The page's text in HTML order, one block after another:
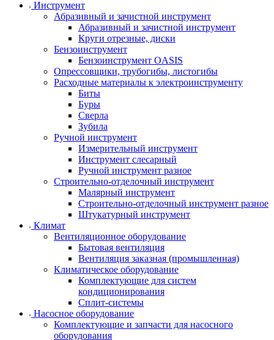
Инструмент
Абразивный и зачистной инструмент
Абразивный и зачистной инструмент
Круги отрезные, диски
Бензоинструмент
Бензоинструмент OASIS
Опрессовщики, трубогибы, листогибы
Расходные материалы к электроинструменту
Биты
Буры
Сверла
Зубила
Ручной инструмент
Измерительный инструмент
Инструмент слесарный
Ручной инструмент разное
Строительно-отделочный инструмент
Малярный инструмент
Строительно-отделочный инструмент разное
Штукатурный инструмент
Климат
Вентиляционное оборудование
Бытовая вентиляция
Вентиляция заказная (промышленная)
Климатическое оборудование
Комплектующие для систем
кондиционирования
Сплит-системы
Насосное оборудование
Комплектующие и запчасти для насосного
оборудования